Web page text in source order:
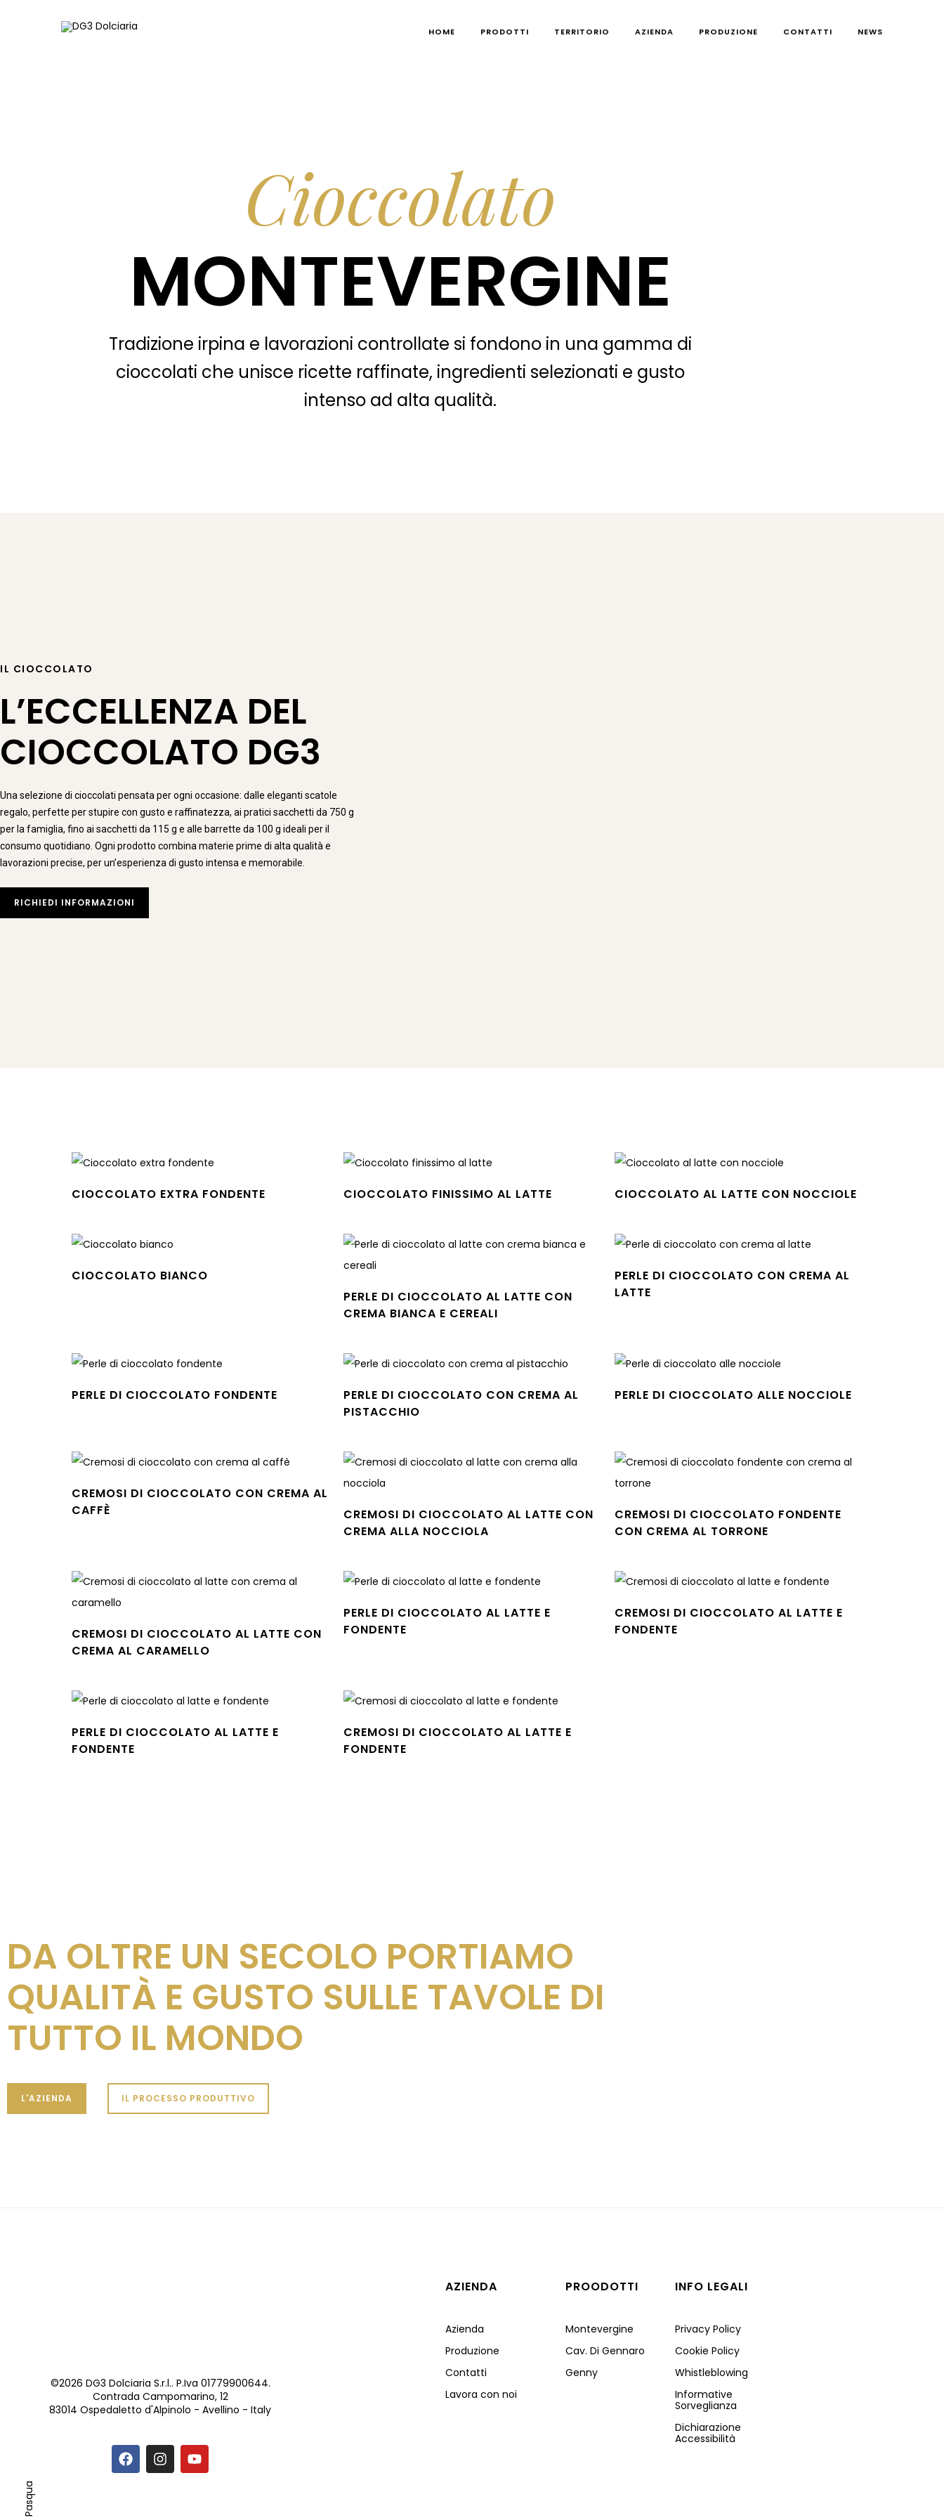
HOME PRODOTTI TERRITORIO AZIENDA PRODUZIONE CONTATTI NEWS
Cioccolato
MONTEVERGINE
Tradizione irpina e lavorazioni controllate si fondono in una gamma di
cioccolati che unisce ricette raffinate, ingredienti selezionati e gusto
intenso ad alta qualità.
IL CIOCCOLATO
L’ECCELLENZA DEL
CIOCCOLATO DG3
Una selezione di cioccolati pensata per ogni occasione: dalle eleganti scatole
regalo, perfette per stupire con gusto e raffinatezza, ai pratici sacchetti da 750 g
per la famiglia, fino ai sacchetti da 115 g e alle barrette da 100 g ideali per il
consumo quotidiano. Ogni prodotto combina materie prime di alta qualità e
lavorazioni precise, per un’esperienza di gusto intensa e memorabile.
RICHIEDI INFORMAZIONI
CIOCCOLATO EXTRA FONDENTE CIOCCOLATO FINISSIMO AL LATTE CIOCCOLATO AL LATTE CON NOCCIOLE
CIOCCOLATO BIANCO
PERLE DI CIOCCOLATO AL LATTE CON
CREMA BIANCA E CEREALI
PERLE DI CIOCCOLATO CON CREMA AL
LATTE
PERLE DI CIOCCOLATO FONDENTE
PERLE DI CIOCCOLATO CON CREMA AL
PISTACCHIO
PERLE DI CIOCCOLATO ALLE NOCCIOLE
CREMOSI DI CIOCCOLATO CON CREMA AL
CAFFÈ
CREMOSI DI CIOCCOLATO AL LATTE CON
CREMA ALLA NOCCIOLA
CREMOSI DI CIOCCOLATO FONDENTE
CON CREMA AL TORRONE
CREMOSI DI CIOCCOLATO AL LATTE CON
CREMA AL CARAMELLO
PERLE DI CIOCCOLATO AL LATTE E
FONDENTE
CREMOSI DI CIOCCOLATO AL LATTE E
FONDENTE
PERLE DI CIOCCOLATO AL LATTE E
FONDENTE
CREMOSI DI CIOCCOLATO AL LATTE E
FONDENTE
DA OLTRE UN SECOLO PORTIAMO
QUALITÀ E GUSTO SULLE TAVOLE DI
TUTTO IL MONDO
L'AZIENDA IL PROCESSO PRODUTTIVO
Pasqua
©2026 DG3 Dolciaria S.r.l.. P.Iva 01779900644.
Contrada Campomarino, 12
83014 Ospedaletto d'Alpinolo - Avellino - Italy
AZIENDA
Azienda
Produzione
Contatti
Lavora con noi
PROODOTTI
Montevergine
Cav. Di Gennaro
Genny
INFO LEGALI
Privacy Policy
Cookie Policy
Whistleblowing
Informative
Sorveglianza
Dichiarazione
Accessibilità